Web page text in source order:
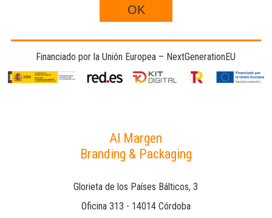
Financiado por la Unión Europea – NextGenerationEU
Al Margen
Branding & Packaging
Glorieta de los Países Bálticos, 3
Oficina 313 - 14014 Córdoba